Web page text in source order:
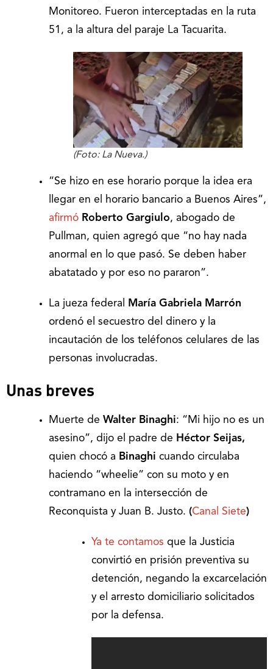
Monitoreo. Fueron interceptadas en la ruta
51, a la altura del paraje La Tacuarita.
(Foto: La Nueva.)
“Se hizo en ese horario porque la idea era
llegar en el horario bancario a Buenos Aires”,
afirmó Roberto Gargiulo, abogado de
Pullman, quien agregó que “no hay nada
anormal en lo que pasó. Se deben haber
abatatado y por eso no pararon”.
La jueza federal
María Gabriela Marrón
ordenó el secuestro del dinero y la
incautación de los teléfonos celulares de las
personas involucradas.
Unas breves
Muerte de Walter Binaghi: “Mi hijo no es un
asesino”, dijo el padre de Héctor Seijas,
quien chocó a Binaghi cuando circulaba
haciendo “wheelie” con su moto y en
contramano en la intersección de
Reconquista y Juan B. Justo. (Canal Siete)
Ya te contamos que la Justicia
convirtió en prisión preventiva su
detención, negando la excarcelación
y el arresto domiciliario solicitados
por la defensa.